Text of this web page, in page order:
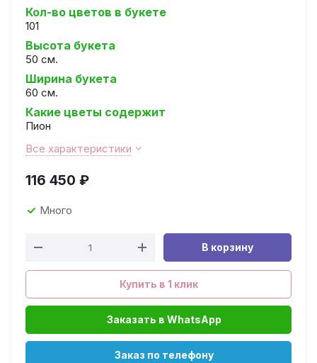
Кол-во цветов в букете
101
Высота букета
50 см.
Ширина букета
60 см.
Какие цветы содержит
Пион
Все характеристики
116 450 ₽
Много
В корзину
Купить в 1 клик
Заказать в WhatsApp
Заказ по телефону